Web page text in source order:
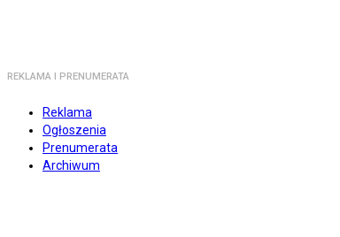
REKLAMA I PRENUMERATA
Reklama
Ogłoszenia
Prenumerata
Archiwum